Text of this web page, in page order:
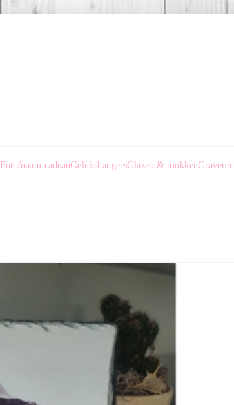
Foto/naam cadeauGelukshangersGlazen & mokkenGraveren